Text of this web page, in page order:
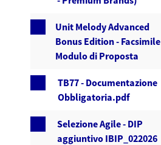
Unit Melody Advanced
Bonus Edition - Facsimile
Modulo di Proposta
TB77 - Documentazione
Obbligatoria.pdf
Selezione Agile - DIP
aggiuntivo IBIP_022026